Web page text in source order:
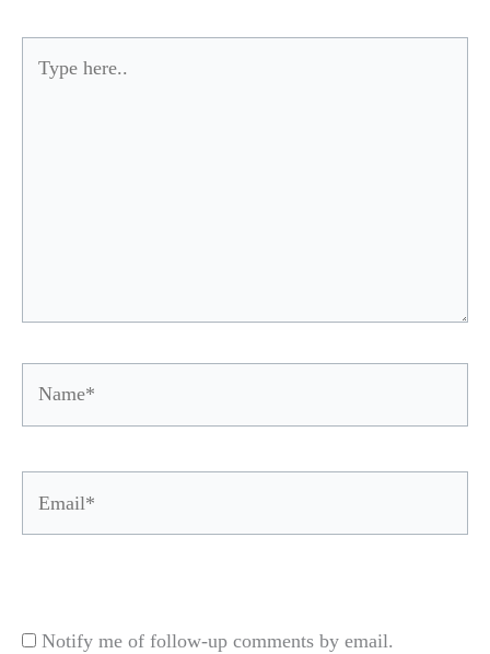
here..
Notify me of follow-up comments by email.